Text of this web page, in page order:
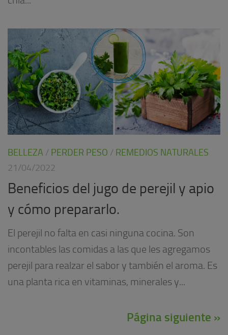
BELLEZA / PERDER PESO / REMEDIOS NATURALES
21/04/2022
Beneficios del jugo de perejil y apio
y cómo prepararlo.
El perejil no falta en casi ninguna cocina. Son
incontables las comidas a las que les agregamos
perejil para realzar el sabor y también el aroma. Es
una planta rica en vitaminas, minerales y...
Página siguiente »